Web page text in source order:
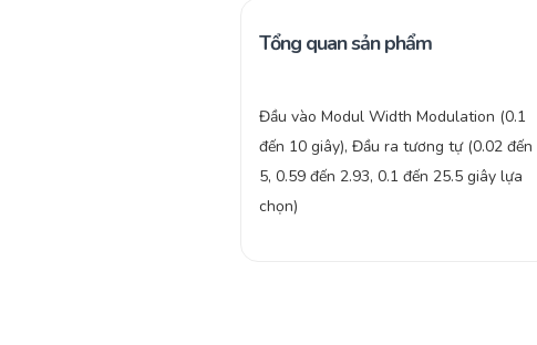
Tổng quan sản phẩm
Đầu vào Modul Width Modulation (0.1
đến 10 giây), Đầu ra tương tự (0.02 đến
5, 0.59 đến 2.93, 0.1 đến 25.5 giây lựa
chọn)